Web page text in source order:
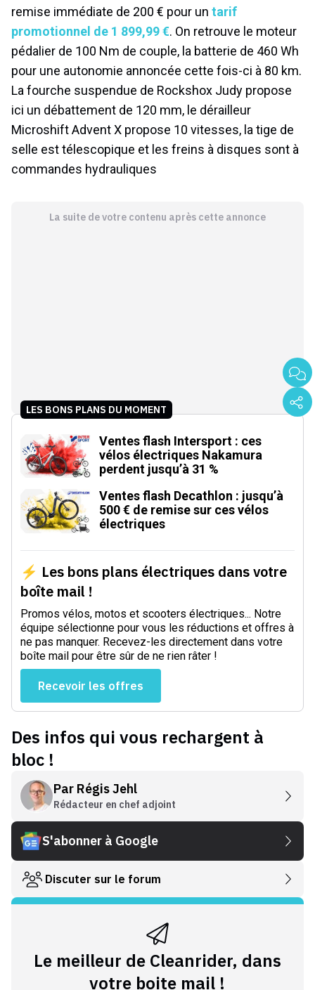
remise immédiate de 200 € pour un tarif
promotionnel de 1 899,99 €. On retrouve le moteur
pédalier de 100 Nm de couple, la batterie de 460 Wh
pour une autonomie annoncée cette fois-ci à 80 km.
La fourche suspendue de Rockshox Judy propose
ici un débattement de 120 mm, le dérailleur
Microshift Advent X propose 10 vitesses, la tige de
selle est télescopique et les freins à disques sont à
commandes hydrauliques
La suite de votre contenu après cette annonce
LES BONS PLANS DU MOMENT
Ventes flash Intersport : ces
vélos électriques Nakamura
perdent jusqu’à 31 %
Ventes flash Decathlon : jusqu’à
500 € de remise sur ces vélos
électriques
⚡ Les bons plans électriques dans votre
boîte mail !
Promos vélos, motos et scooters électriques... Notre
équipe sélectionne pour vous les réductions et offres à
ne pas manquer. Recevez-les directement dans votre
boîte mail pour être sûr de ne rien râter !
Recevoir les offres
Des infos qui vous rechargent à
bloc !
Par Régis Jehl
Rédacteur en chef adjoint
S'abonner à Google
Discuter sur le forum
Le meilleur de Cleanrider, dans
votre boite mail !